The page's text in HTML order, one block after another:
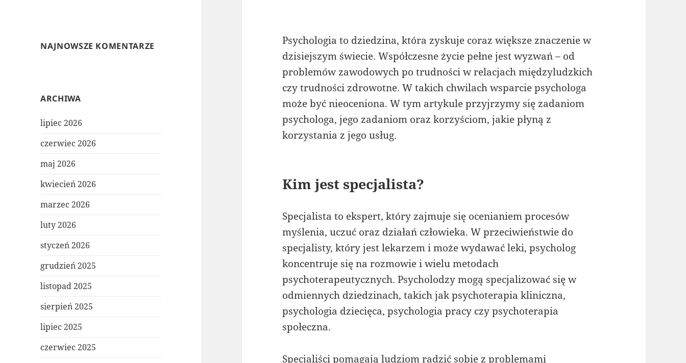
NAJNOWSZE KOMENTARZE
ARCHIWA
lipiec 2026
czerwiec 2026
maj 2026
kwiecień 2026
marzec 2026
luty 2026
styczeń 2026
grudzień 2025
listopad 2025
sierpień 2025
lipiec 2025
czerwiec 2025
Psychologia to dziedzina, która zyskuje coraz większe znaczenie w
dzisiejszym świecie. Współczesne życie pełne jest wyzwań – od
problemów zawodowych po trudności w relacjach międzyludzkich
czy trudności zdrowotne. W takich chwilach wsparcie psychologa
może być nieoceniona. W tym artykule przyjrzymy się zadaniom
psychologa, jego zadaniom oraz korzyściom, jakie płyną z
korzystania z jego usług.
Kim jest specjalista?
Specjalista to ekspert, który zajmuje się ocenianiem procesów
myślenia, uczuć oraz działań człowieka. W przeciwieństwie do
specjalisty, który jest lekarzem i może wydawać leki, psycholog
koncentruje się na rozmowie i wielu metodach
psychoterapeutycznych. Psycholodzy mogą specjalizować się w
odmiennych dziedzinach, takich jak psychoterapia kliniczna,
psychologia dziecięca, psychologia pracy czy psychoterapia
społeczna.
Specjaliści pomagają ludziom radzić sobie z problemami